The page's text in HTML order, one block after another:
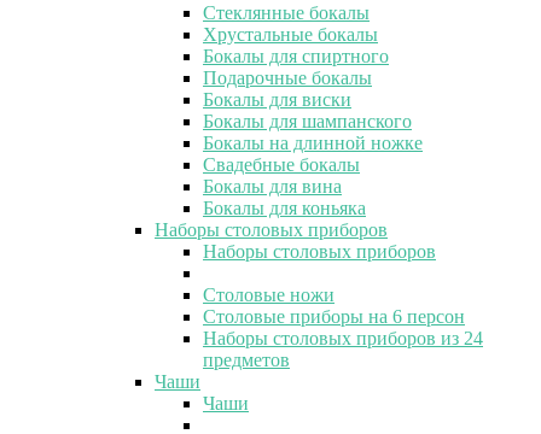
Стеклянные бокалы
Хрустальные бокалы
Бокалы для спиртного
Подарочные бокалы
Бокалы для виски
Бокалы для шампанского
Бокалы на длинной ножке
Свадебные бокалы
Бокалы для вина
Бокалы для коньяка
Наборы столовых приборов
Наборы столовых приборов
Столовые ножи
Столовые приборы на 6 персон
Наборы столовых приборов из 24
предметов
Чаши
Чаши